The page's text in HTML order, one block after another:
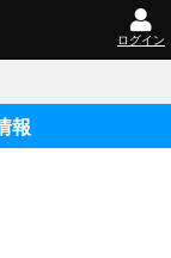
ログイン
報